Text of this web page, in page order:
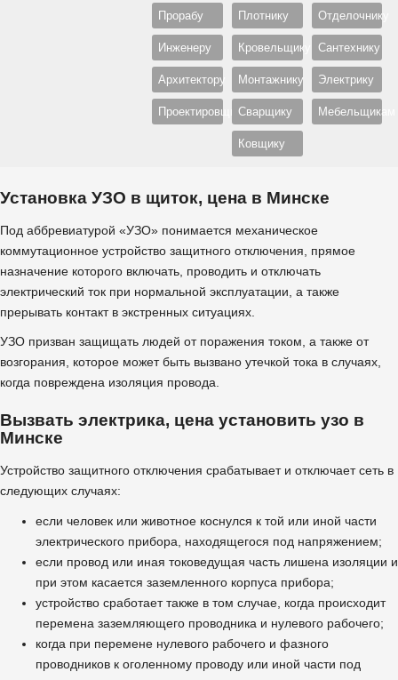
Прорабу
Инженеру
Архитектору
Проектировщику
Плотнику
Кровельщику
Монтажнику
Сварщику
Ковщику
Отделочнику
Сантехнику
Электрику
Мебельщикам
Установка УЗО в щиток, цена в Минске
Под аббревиатурой «УЗО» понимается механическое
коммутационное устройство защитного отключения, прямое
назначение которого включать, проводить и отключать
электрический ток при нормальной эксплуатации, а также
прерывать контакт в экстренных ситуациях.
УЗО призван защищать людей от поражения током, а также от
возгорания, которое может быть вызвано утечкой тока в случаях,
когда повреждена изоляция провода.
Вызвать электрика, цена установить узо в
Минске
Устройство защитного отключения срабатывает и отключает сеть в
следующих случаях:
если человек или животное коснулся к той или иной части
электрического прибора, находящегося под напряжением;
если провод или иная токоведущая часть лишена изоляции и
при этом касается заземленного корпуса прибора;
устройство сработает также в том случае, когда происходит
перемена заземляющего проводника и нулевого рабочего;
когда при перемене нулевого рабочего и фазного
проводников к оголенному проводу или иной части под